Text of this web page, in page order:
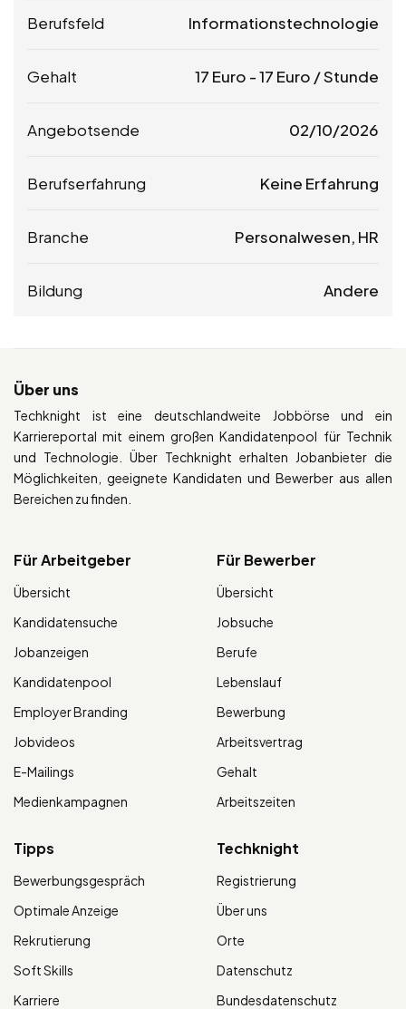
Berufsfeld Informationstechnologie
Gehalt 17 Euro -17 Euro / Stunde
Angebotsende 02/10/2026
Berufserfahrung Keine Erfahrung
Branche Personalwesen, HR
Bildung Andere
Über uns
Techknight ist eine deutschlandweite Jobbörse und ein
Karriereportal mit einem großen Kandidatenpool für Technik
und Technologie. Über Techknight erhalten Jobanbieter die
Möglichkeiten, geeignete Kandidaten und Bewerber aus allen
Bereichen zu finden.
Für Arbeitgeber
Übersicht
Kandidatensuche
Jobanzeigen
Kandidatenpool
Employer Branding
Jobvideos
E-Mailings
Medienkampagnen
Für Bewerber
Übersicht
Jobsuche
Berufe
Lebenslauf
Bewerbung
Arbeitsvertrag
Gehalt
Arbeitszeiten
Tipps
Bewerbungsgespräch
Optimale Anzeige
Rekrutierung
Soft Skills
Karriere
Techknight
Registrierung
Über uns
Orte
Datenschutz
Bundesdatenschutz